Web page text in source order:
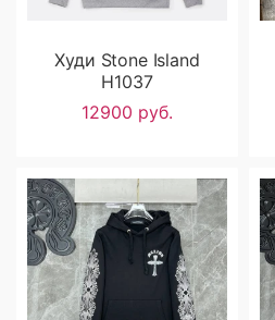
Худи Stone Island
H1037
12900 руб.